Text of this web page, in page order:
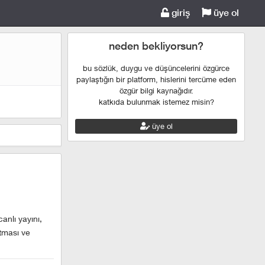
giriş üye ol
yayını,
ve
neden bekliyorsun?
bu sözlük, duygu ve düşüncelerini özgürce
paylaştığın bir platform, hislerini tercüme eden
özgür bilgi kaynağıdır.
katkıda bulunmak istemez misin?
üye ol